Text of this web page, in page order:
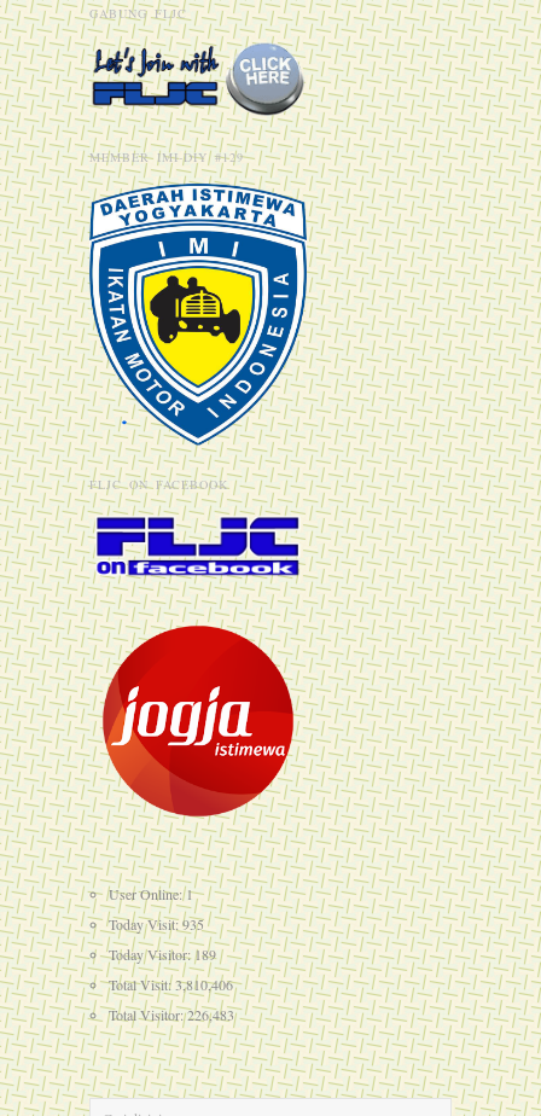
GABUNG FLJC
MEMBER IMI-DIY #129
FLJC ON FACEBOOK
User Online: 1
Today Visit: 935
Today Visitor: 189
Total Visit: 3,810,406
Total Visitor: 226,483